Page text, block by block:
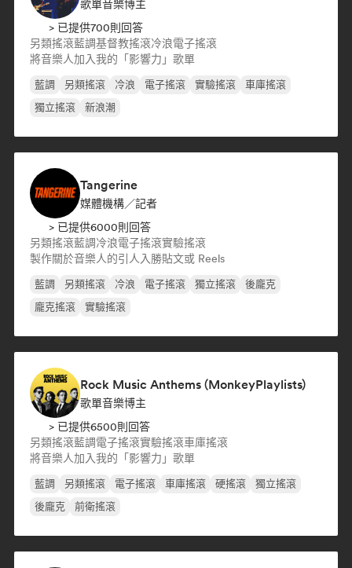
歌單音樂博主
> 已提供700則回答
另類搖滾藍調基督教搖滾冷浪電子搖滾
將音樂人加入我的「影響力」歌單
藍調 另類搖滾 冷浪 電子搖滾 實驗搖滾
車庫搖滾
獨立搖滾
新浪潮
Tangerine
媒體機構／記者
> 已提供6000則回答
另類搖滾藍調冷浪電子搖滾實驗搖滾
製作關於音樂人的引人入勝貼文或 Reels
藍調 另類搖滾 冷浪 電子搖滾 獨立搖滾
後龐克
龐克搖滾
實驗搖滾
Rock Music Anthems (MonkeyPlaylists)
歌單音樂博主
> 已提供6500則回答
另類搖滾藍調電子搖滾實驗搖滾車庫搖滾
將音樂人加入我的「影響力」歌單
藍調 另類搖滾 電子搖滾 車庫搖滾 硬搖滾
獨立搖滾
後龐克
前衛搖滾